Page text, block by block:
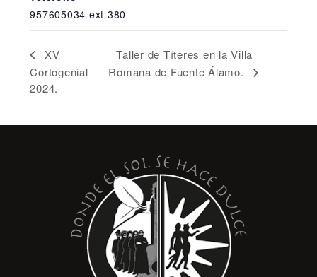
957605034 ext 380
XV
Cortogenial
2024.
Taller de Títeres en la Villa
Romana de Fuente Álamo.